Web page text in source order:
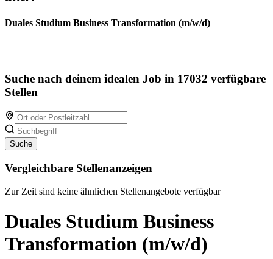
Duales Studium Business Transformation (m/w/d)
Suche nach deinem idealen Job in 17032 verfügbare
Stellen
Suche
Vergleichbare Stellenanzeigen
Zur Zeit sind keine ähnlichen Stellenangebote verfügbar
Duales Studium Business
Transformation (m/w/d)